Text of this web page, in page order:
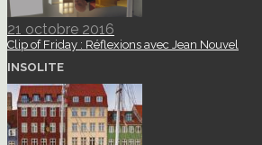
21 octobre 2016
Clip of Friday : Réflexions avec Jean Nouvel
INSOLITE